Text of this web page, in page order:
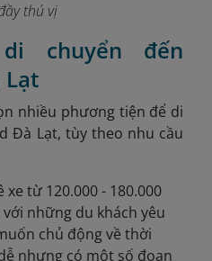
thú vị
chuyển đến
Lạt
nhiều phương tiện để di
Đà Lạt, tùy theo nhu cầu
xe từ 120.000 - 180.000
những du khách yêu
chủ động về thời
nhưng có một số đoạn